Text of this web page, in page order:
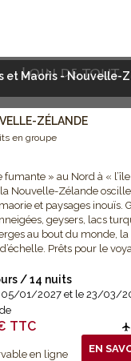
Loin de tout
partir est forcément
et Maoris - Nouvelle-
ZÉLANDE
en groupe
fumante » au Nord à «
Nouvelle-Zélande
et paysages inouïs.
geysers, lacs
au bout du monde,
Prêts pour le
/ 14 nuits
05/01/2027 et le 23/03/
TTC
en ligne EN